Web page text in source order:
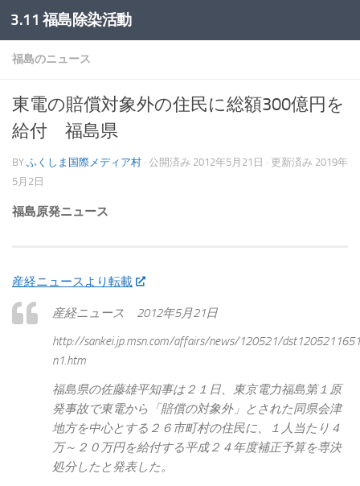
コンテンツへスキップ
3.11 福島除染活動
福島のニュース
東電の賠償対象外の住民に総額300億円を
給付 福島県
BY ふくしま国際メディア村 · 公開済み 2012年5月21日 · 更新済み 2019年
5月2日
福島原発ニュース
産経ニュースより転載
産経ニュース 2012年5月21日
http://sankei.jp.msn.com/affairs/news/120521/
n1.htm
福島県の佐藤雄平知事は２１日、東京電力福島第１原
発事故で東電から「賠償の対象外」とされた同県会津
地方を中心とする２６市町村の住民に、１人当たり４
万～２０万円を給付する平成２４年度補正予算を専決
処分したと発表した。